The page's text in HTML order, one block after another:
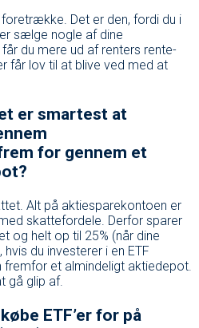
Det er den, fordi du i
sælge nogle af dine
du mere ud af renters rente-
får lov til at blive ved med at
er smartest at
for gennem et
Alt på aktiesparekontoen er
skattefordele. Derfor sparer
og helt op til 25% (når dine
du investerer i en ETF
et almindeligt aktiedepot.
gå glip af.
ETF’er for på